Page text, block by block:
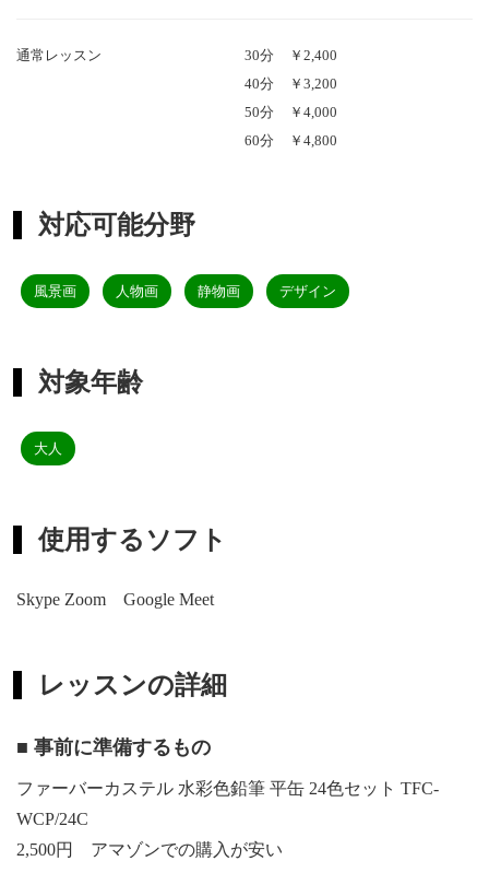
通常レッスン 30分
￥2,400
40分
￥3,200
50分
￥4,000
60分
￥4,800
対応可能分野
風景画 人物画 静物画 デザイン
対象年齢
大人
使用するソフト
Skype Zoom Google Meet
レッスンの詳細
■ 事前に準備するもの
ファーバーカステル 水彩色鉛筆 平缶 24色セット TFC-
WCP/24C
2,500円 アマゾンでの購入が安い